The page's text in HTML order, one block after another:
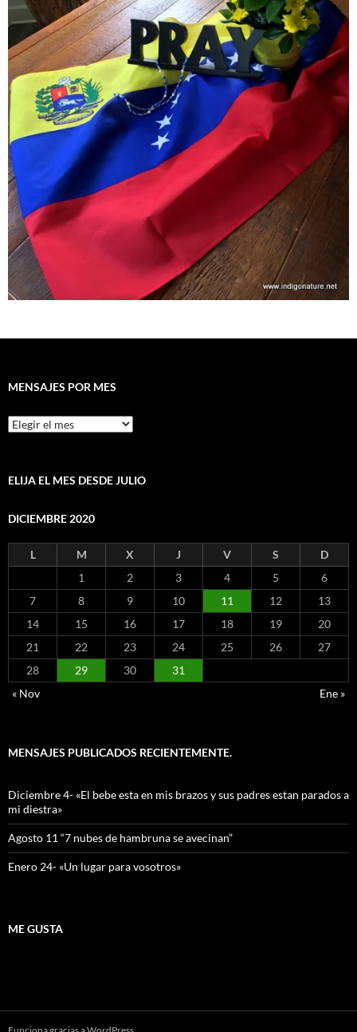
MENSAJES POR MES
Mensajes
por
ELIJA EL MES DESDE JULIO
DICIEMBRE 2020
L M X J V S
D
1
2 3 4 5
6
7
8 9 10 11 12
13
14
15 16 17 18 19
20
21
22 23 24 25 26
27
28
29 30
31
« Nov
Ene »
MENSAJES PUBLICADOS RECIENTEMENTE.
Diciembre 4- «El bebe esta en mis brazos y sus padres estan parados a
mi diestra»
Agosto 11 “7 nubes de hambruna se avecinan”
Enero 24- «Un lugar para vosotros»
ME GUSTA